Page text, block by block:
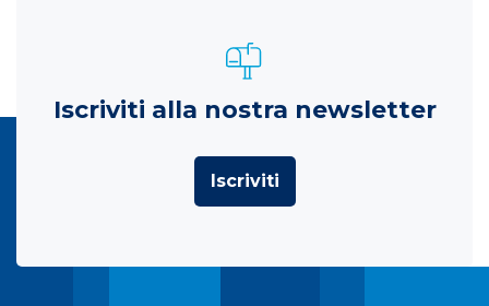
Iscriviti alla nostra newsletter
Iscriviti